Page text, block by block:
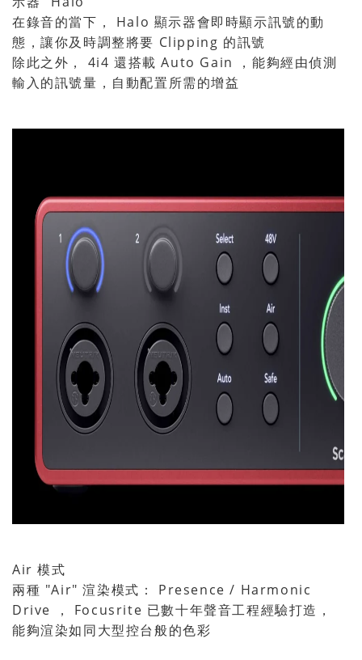
在錄音的當下， Halo 顯示器會即時顯示訊號的動
態，讓你及時調整將要 Clipping 的訊號
除此之外， 4i4 還搭載 Auto Gain ，能夠經由偵測
輸入的訊號量，自動配置所需的增益
Air 模式
兩種 "Air" 渲染模式： Presence / Harmonic
Drive ， Focusrite 已數十年聲音工程經驗打造，
能夠渲染如同大型控台般的色彩